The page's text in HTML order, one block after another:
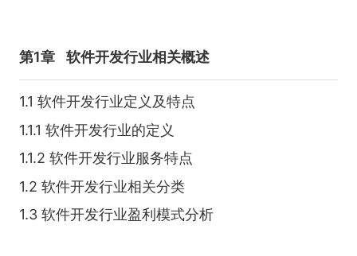
第1章 软件开发行业相关概述
1.1 软件开发行业定义及特点
1.1.1 软件开发行业的定义
1.1.2 软件开发行业服务特点
1.2 软件开发行业相关分类
1.3 软件开发行业盈利模式分析